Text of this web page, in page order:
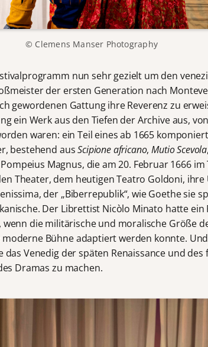
© Clemens Manser Photography
nun sehr gezielt um den
der ersten Generation nach
gewordenen Gattung ihre Reverenz zu
ein Werk aus den Tiefen der Archive aus,
waren: ein Teil eines ab 1665
bestehend ausScipione africano,Mutio Scevola,
Magnus, die am 20. Februar 1666 im
Theater, dem heutigen Teatro Goldoni,
der „Biberrepublik“, wie Goethe sie
Der Librettist Nicòlo Minato hatte ein
wenn die militärische und moralische Größe
Bühne adaptiert werden konnte.
das Venedig der späten Renaissance und
Dramas zu machen.